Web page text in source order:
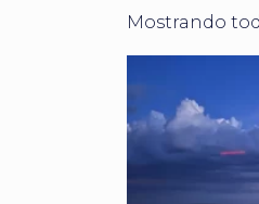
Mostrando